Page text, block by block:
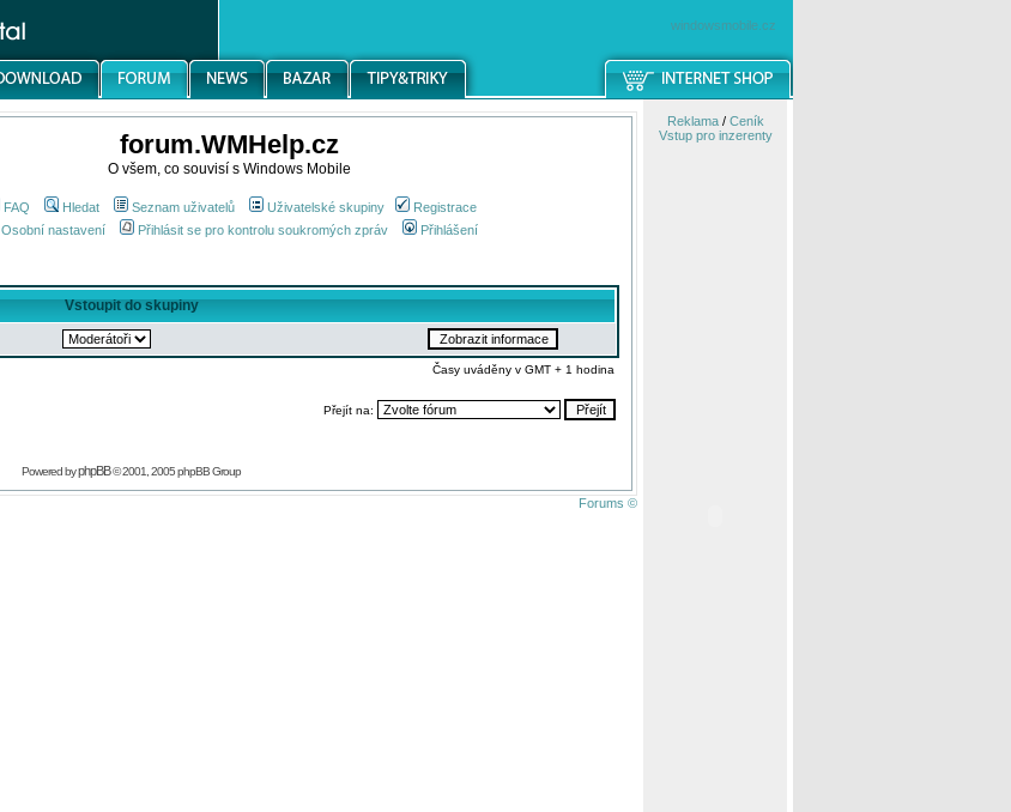
windowsmobile.cz
forum.WMHelp.cz
O všem, co souvisí s Windows Mobile
FAQ Hledat Seznam uživatelů Uživatelské skupiny
Registrace
Osobní nastavení
Přihlásit se pro kontrolu soukromých zpráv Přihlášení
Vstoupit do skupiny
Časy uváděny v GMT + 1 hodina
Přejít na:
Powered byphpBB© 2001, 2005 phpBB Group
Forums ©
Reklama/ Ceník
Vstup pro inzerenty